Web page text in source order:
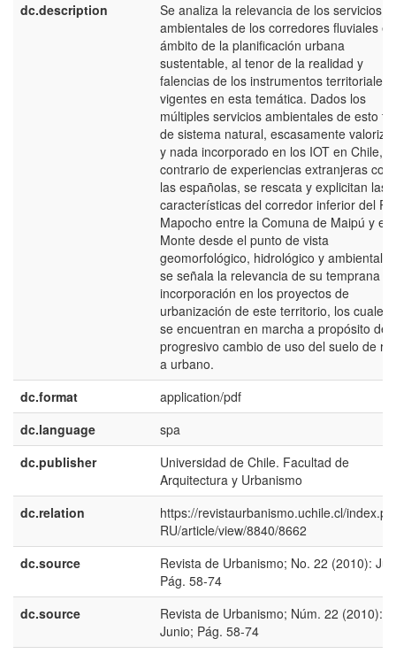
dc.description
Se analiza la relevancia de los servicios
ambientales de los corredores fluviales
ámbito de la planificación urbana
sustentable, al tenor de la realidad y
falencias de los instrumentos territoriales
vigentes en esta temática. Dados los
múltiples servicios ambientales de esto
de sistema natural, escasamente
y nada incorporado en los IOT en Chile, al
contrario de experiencias extranjeras
las españolas, se rescata y explicitan las
características del corredor inferior del
Mapocho entre la Comuna de Maipú y el
Monte desde el punto de vista
geomorfológico, hidrológico y ambiental, y
se señala la relevancia de su temprana
incorporación en los proyectos de
urbanización de este territorio, los cuales
se encuentran en marcha a propósito del
progresivo cambio de uso del suelo de
a urbano.
dc.format
application/pdf
dc.language
spa
dc.publisher
Universidad de Chile. Facultad de
Arquitectura y Urbanismo
dc.relation
https://revistaurbanismo.uchile.cl/
RU/article/view/8840/8662
dc.source
Revista de Urbanismo; No. 22 (2010):
Pág. 58-74
dc.source
Revista de Urbanismo; Núm. 22 (2010):
Junio; Pág. 58-74